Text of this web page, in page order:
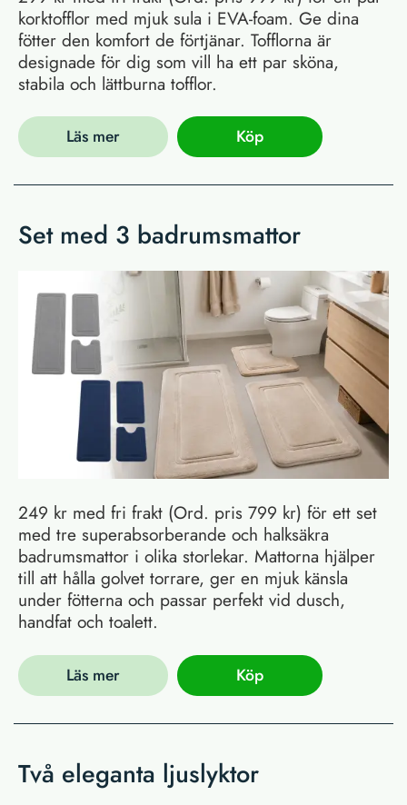
korktofflor med mjuk sula i EVA-foam. Ge dina
fötter den komfort de förtjänar. Tofflorna är
designade för dig som vill ha ett par sköna,
stabila och lättburna tofflor.
Läs mer Köp
Set med 3 badrumsmattor
249 kr med fri frakt (Ord. pris 799 kr) för ett set
med tre superabsorberande och halksäkra
badrumsmattor i olika storlekar. Mattorna hjälper
till att hålla golvet torrare, ger en mjuk känsla
under fötterna och passar perfekt vid dusch,
handfat och toalett.
Läs mer Köp
Två eleganta ljuslyktor